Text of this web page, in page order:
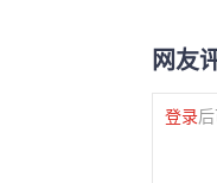
网友
登录